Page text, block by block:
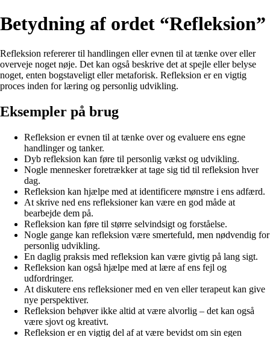
Betydning af ordet “Refleksion”
Refleksion refererer til handlingen eller evnen til at tænke over eller
overveje noget nøje. Det kan også beskrive det at spejle eller belyse
noget, enten bogstaveligt eller metaforisk. Refleksion er en vigtig
proces inden for læring og personlig udvikling.
Eksempler på brug
Refleksion er evnen til at tænke over og evaluere ens egne
handlinger og tanker.
Dyb refleksion kan føre til personlig vækst og udvikling.
Nogle mennesker foretrækker at tage sig tid til refleksion hver
dag.
Refleksion kan hjælpe med at identificere mønstre i ens adfærd.
At skrive ned ens refleksioner kan være en god måde at
bearbejde dem på.
Refleksion kan føre til større selvindsigt og forståelse.
Nogle gange kan refleksion være smertefuld, men nødvendig for
personlig udvikling.
En daglig praksis med refleksion kan være givtig på lang sigt.
Refleksion kan også hjælpe med at lære af ens fejl og
udfordringer.
At diskutere ens refleksioner med en ven eller terapeut kan give
nye perspektiver.
Refleksion behøver ikke altid at være alvorlig – det kan også
være sjovt og kreativt.
Refleksion er en vigtig del af at være bevidst om sin egen